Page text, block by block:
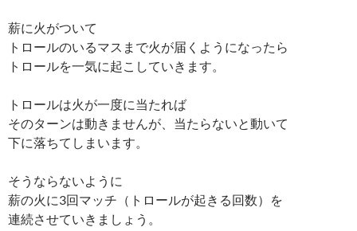
薪に火がついて
トロールのいるマスまで火が届くようになったら
トロールを一気に起こしていきます。
トロールは火が一度に当たれば
そのターンは動きませんが、当たらないと動いて
下に落ちてしまいます。
そうならないように
薪の火に3回マッチ（トロールが起きる回数）を
連続させていきましょう。